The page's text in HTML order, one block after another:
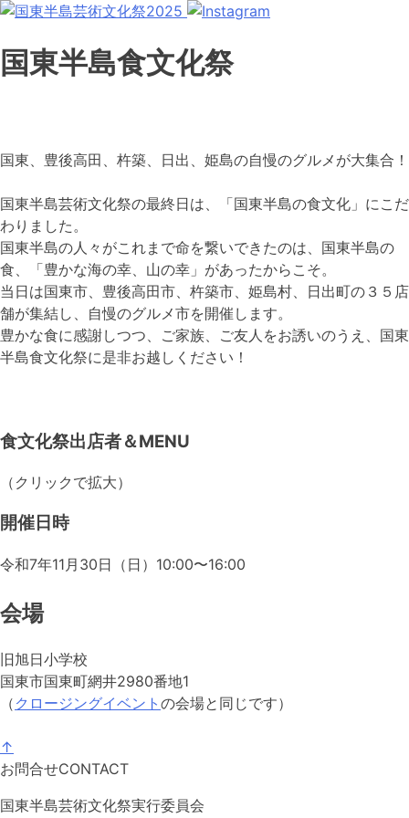
国東半島食文化祭
国東、豊後高田、杵築、日出、姫島の自慢のグルメが大集合！
国東半島芸術文化祭の最終日は、「国東半島の食文化」にこだ
わりました。
国東半島の人々がこれまで命を繋いできたのは、国東半島の
食、「豊かな海の幸、山の幸」があったからこそ。
当日は国東市、豊後高田市、杵築市、姫島村、日出町の３５店
舗が集結し、自慢のグルメ市を開催します。
豊かな食に感謝しつつ、ご家族、ご友人をお誘いのうえ、国東
半島食文化祭に是非お越しください！
食文化祭出店者＆MENU
（クリックで拡大）
開催日時
令和7年11月30日（日）10:00〜16:00
会場
旧旭日小学校
国東市国東町網井2980番地1
（ クロージングイベント の会場と同じです）
↑
お問合せCONTACT
国東半島芸術文化祭実行委員会